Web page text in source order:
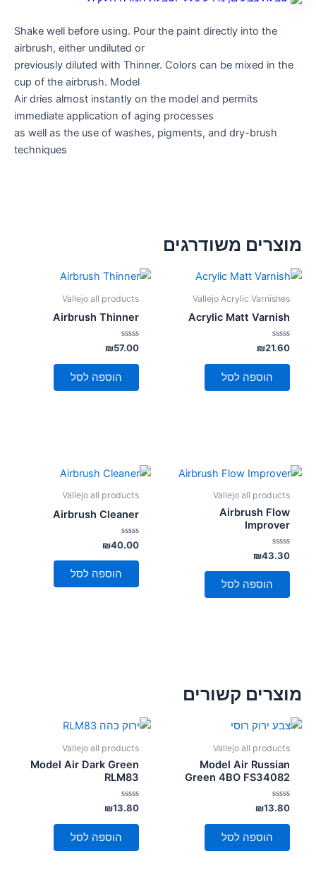
Shake well before using. Pour the paint directly into the
airbrush, either undiluted or
previously diluted with Thinner. Colors can be mixed in the
cup of the airbrush. Model
Air dries almost instantly on the model and permits
immediate application of aging processes
as well as the use of washes, pigments, and dry-brush
techniques
מוצרים משודרגים
Vallejo Acrylic Varnishes
Acrylic Matt Varnish
דורג
0
מתוך
₪21.60
הוספה לסל
Vallejo all products
Airbrush Thinner
דורג
0
מתוך
₪57.00
הוספה לסל
Vallejo all products
Airbrush Flow
Improver
דורג
0
מתוך
₪43.30
הוספה לסל
Vallejo all products
Airbrush Cleaner
דורג
0
מתוך
₪40.00
הוספה לסל
מוצרים קשורים
Vallejo all products
Model Air Russian
Green 4BO FS34082
דורג
0
מתוך
₪13.80
הוספה לסל
Vallejo all products
Model Air Dark Green
RLM83
דורג
0
מתוך
₪13.80
הוספה לסל